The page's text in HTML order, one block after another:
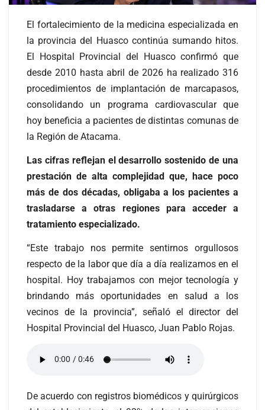
El fortalecimiento de la medicina especializada en
la provincia del Huasco continúa sumando hitos.
El Hospital Provincial del Huasco confirmó que
desde 2010 hasta abril de 2026 ha realizado 316
procedimientos de implantación de marcapasos,
consolidando un programa cardiovascular que
hoy beneficia a pacientes de distintas comunas de
la Región de Atacama.
Las cifras reflejan el desarrollo sostenido de una
prestación de alta complejidad que, hace poco
más de dos décadas, obligaba a los pacientes a
trasladarse a otras regiones para acceder a
tratamiento especializado.
“Este trabajo nos permite sentirnos orgullosos
respecto de la labor que día a día realizamos en el
hospital. Hoy trabajamos con mejor tecnología y
brindando más oportunidades en salud a los
vecinos de la provincia”, señaló el director del
Hospital Provincial del Huasco, Juan Pablo Rojas.
De acuerdo con registros biomédicos y quirúrgicos